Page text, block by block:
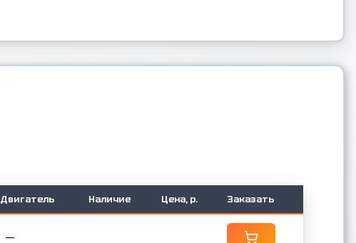
Двигатель Наличие Цена, р. Заказать
—